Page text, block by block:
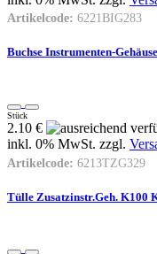
Artikelcode: 6221BIG283
Buchse Instrumenten-
Stück
2.10 €
inkl. 0% MwSt. zzgl.
Artikelcode: 6213TZG329
Tülle Zusatzinstr.Geh. K100